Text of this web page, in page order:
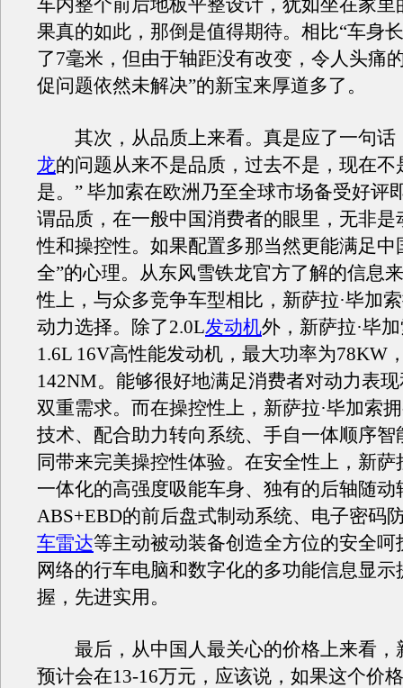
车内整个前后地板平整设计，犹如坐在家里
果真的如此，那倒是值得期待。相比“车身
了7毫米，但由于轴距没有改变，令人头痛
促问题依然未解决”的新宝来厚道多了。
其次，从品质上来看。真是应了一句话
龙的问题从来不是品质，过去不是，现在不
是。” 毕加索在欧洲乃至全球市场备受好评
谓品质，在一般中国消费者的眼里，无非是
性和操控性。如果配置多那当然更能满足中
全”的心理。从东风雪铁龙官方了解的信息
性上，与众多竞争车型相比，新萨拉·毕加
动力选择。除了2.0L发动机外，新萨拉·毕
1.6L 16V高性能发动机，最大功率为78KW
142NM。能够很好地满足消费者对动力表
双重需求。而在操控性上，新萨拉·毕加索
技术、配合助力转向系统、手自一体顺序智
同带来完美操控性体验。在安全性上，新萨
一体化的高强度吸能车身、独有的后轴随动
ABS+EBD的前后盘式制动系统、电子密码
车雷达等主动被动装备创造全方位的安全呵
网络的行车电脑和数字化的多功能信息显示
握，先进实用。
最后，从中国人最关心的价格上来看，
预计会在13-16万元，应该说，如果这个价